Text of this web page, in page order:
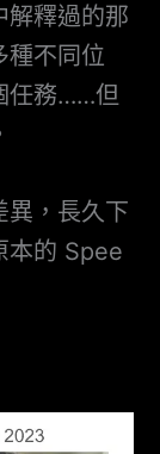
解釋過的那
種不同位
任務……但
異，長久下
本的 Spee